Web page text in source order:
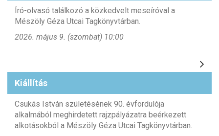
Író-olvasó találkozó a közkedvelt meseíróval a
Mészöly Géza Utcai Tagkönyvtárban.
2026. május 9. (szombat) 10:00
Kiállítás
Csukás István születésének 90. évfordulója
alkalmából meghirdetett rajzpályázatra beérkezett
alkotásokból a Mészöly Géza Utcai Tagkönyvtárban.